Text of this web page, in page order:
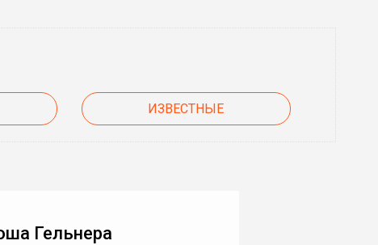
ИЗВЕСТНЫЕ
Гельнера